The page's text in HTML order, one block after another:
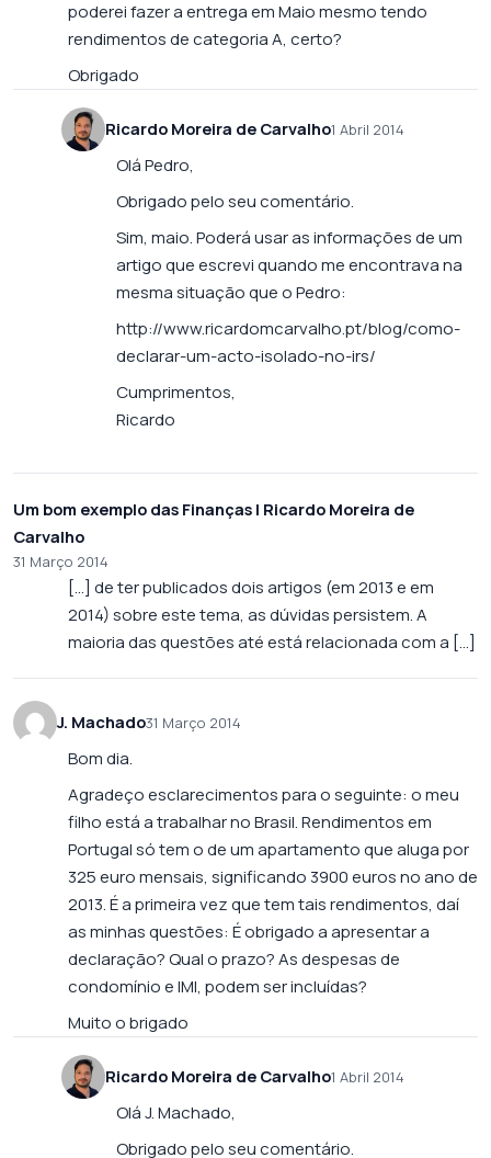
poderei fazer a entrega em Maio mesmo tendo
rendimentos de categoria A, certo?
Obrigado
Ricardo Moreira de Carvalho1 Abril 2014
Olá Pedro,
Obrigado pelo seu comentário.
Sim, maio. Poderá usar as informações de um
artigo que escrevi quando me encontrava na
mesma situação que o Pedro:
http://www.ricardomcarvalho.pt/blog/como-
declarar-um-acto-isolado-no-irs/
Cumprimentos,
Ricardo
Um bom exemplo das Finanças | Ricardo Moreira de
Carvalho
31 Março 2014
[…] de ter publicados dois artigos (em 2013 e em
2014) sobre este tema, as dúvidas persistem. A
maioria das questões até está relacionada com a […]
J. Machado31 Março 2014
Bom dia.
Agradeço esclarecimentos para o seguinte: o meu
filho está a trabalhar no Brasil. Rendimentos em
Portugal só tem o de um apartamento que aluga por
325 euro mensais, significando 3900 euros no ano de
2013. É a primeira vez que tem tais rendimentos, daí
as minhas questões: É obrigado a apresentar a
declaração? Qual o prazo? As despesas de
condomínio e IMI, podem ser incluídas?
Muito o brigado
Ricardo Moreira de Carvalho1 Abril 2014
Olá J. Machado,
Obrigado pelo seu comentário.